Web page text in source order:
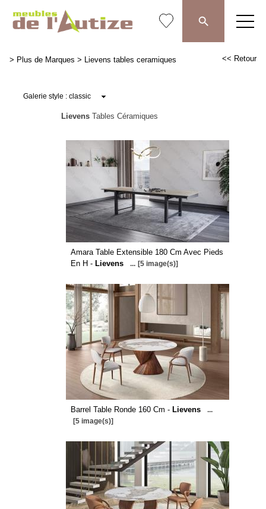
> Plus de Marques > Lievens tables ceramiques << Retour
LievensTables Céramiques
Amara Table Extensible 180 Cm Avec Pieds
En H - Lievens ... [5 image(s)]
Barrel Table Ronde 160 Cm - Lievens
...
[5 image(s)]